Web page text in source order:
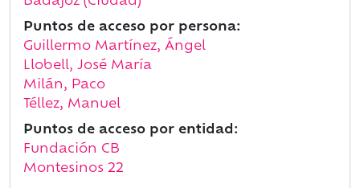
Puntos de acceso por persona:
Guillermo Martínez, Ángel
Llobell, José María
Milán, Paco
Téllez, Manuel
Puntos de acceso por entidad:
Fundación CB
Montesinos 22